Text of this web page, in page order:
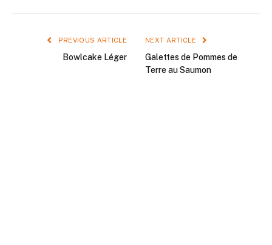
PREVIOUS ARTICLE
Bowlcake Léger
NEXT ARTICLE
Galettes de Pommes de
Terre au Saumon